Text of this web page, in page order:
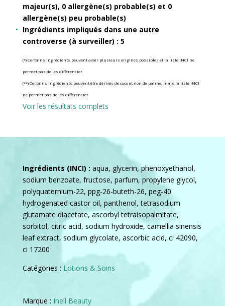
majeur(s), 0 allergène(s) probable(s) et 0
allergène(s) peu probable(s)
Ingrédients impliqués dans une autre
controverse (à surveiller) : 5
(*) Certains ingrédients peuvent avoir plusieurs origines possibles et la liste INCI ne
permet pas de les différencier
(**) Certains ingrédients peuvent être dérivés de coco et non de palme, mais la liste INCI
ne permet pas de les différencier
Voir les résultats complets
Ingrédients (INCI) : aqua, glycerin, phenoxyethanol,
sodium benzoate, fructose, parfum, propylene glycol,
polyquaternium-22, ppg-26-buteth-26, peg-40
hydrogenated castor oil, panthenol, tetrasodium
glutamate diacetate, ascorbyl tetraisopalmitate,
sorbitol, citric acid, sodium hydroxide, camellia sinensis
leaf extract, sodium glycolate, ascorbic acid, ci 42090,
ci 17200
Catégories : Lotions & Soins
Marque : Inell Beauty